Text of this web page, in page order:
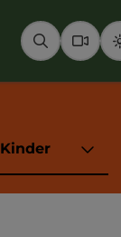
Suchen
Kinder